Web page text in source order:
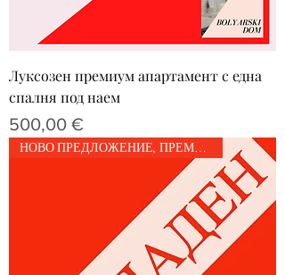
Луксозен премиум апартамент с една
спалня под наем
Цена
500,00 €
НОВО ПРЕДЛОЖЕНИЕ, ПРЕМИУМ